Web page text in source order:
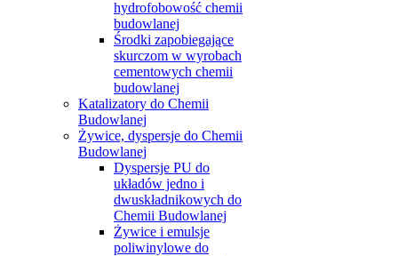
hydrofobowość chemii
budowlanej
Środki zapobiegające
skurczom w wyrobach
cementowych chemii
budowlanej
Katalizatory do Chemii
Budowlanej
Żywice, dyspersje do Chemii
Budowlanej
Dyspersje PU do
układów jedno i
dwuskładnikowych do
Chemii Budowlanej
Żywice i emulsje
poliwinylowe do